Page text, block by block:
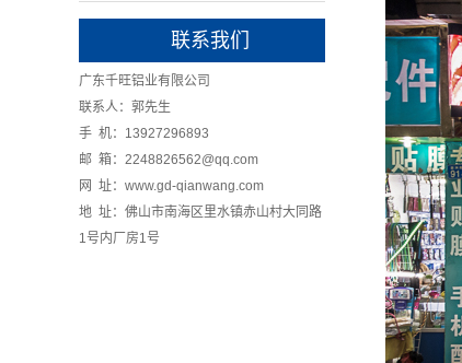
联系我们
广东千旺铝业有限公司
联系人：郭先生
手 机：13927296893
邮 箱：2248826562@qq.com
网 址：www.gd-qianwang.com
地 址：佛山市南海区里水镇赤山村大同路
1号内厂房1号